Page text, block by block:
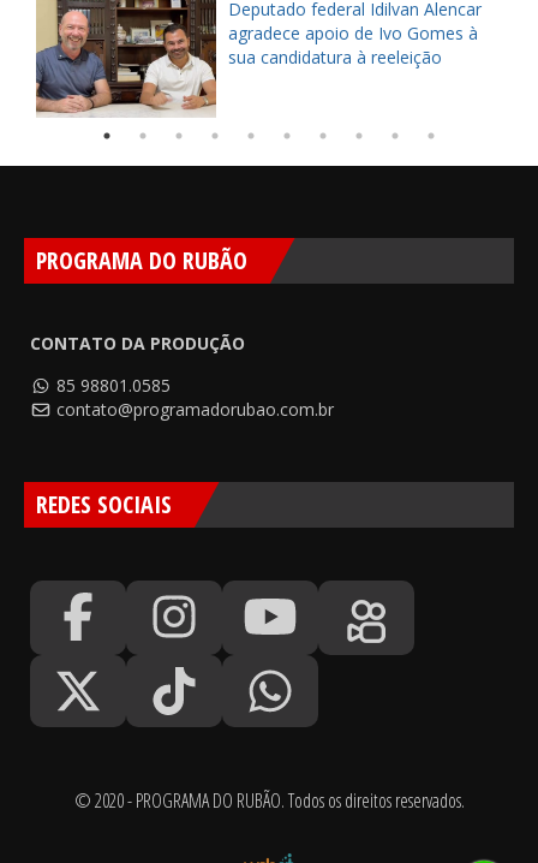
Deputado federal Idilvan Alencar
agradece apoio de Ivo Gomes à
sua candidatura à reeleição
PROGRAMA DO RUBÃO
CONTATO DA PRODUÇÃO
85 98801.0585
contato@programadorubao.com.br
REDES SOCIAIS
© 2020 - PROGRAMA DO RUBÃO. Todos os direitos reservados.